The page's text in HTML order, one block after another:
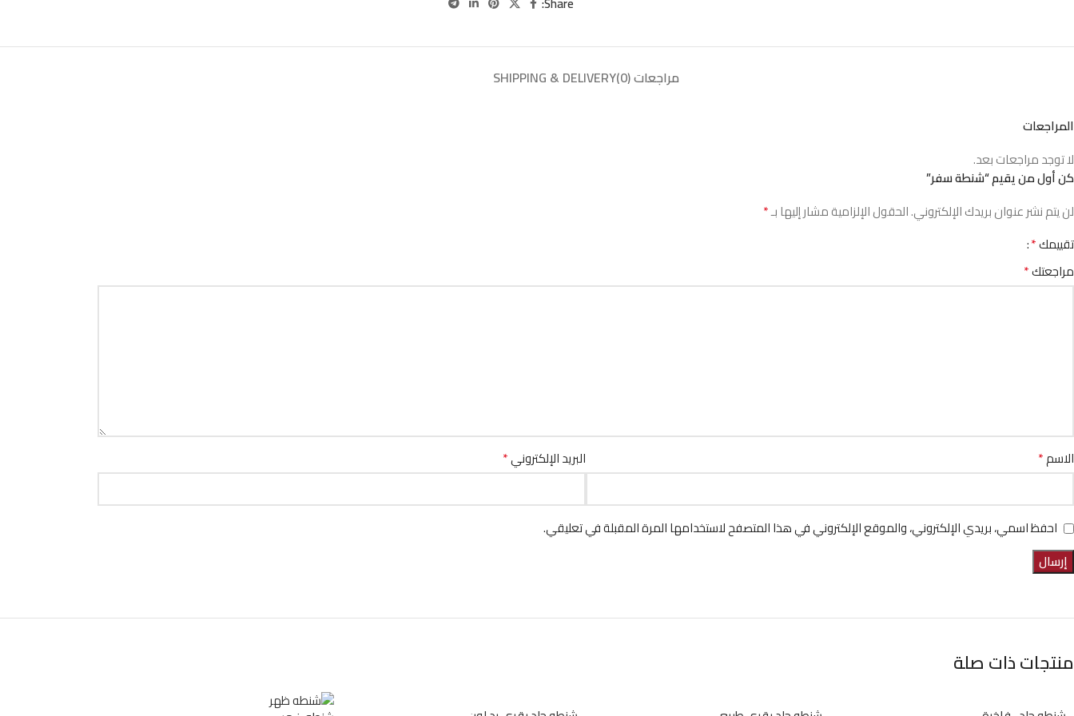
مراجعات (0) SHIPPING & DELIVERY
المراجعات
لا توجد مراجعات بعد.
كن أول من يقيم “شنطة سفر”
لن يتم نشر عنوان بريدك الإلكتروني.الحقول الإلزامية مشار إليها بـ*
تقييمك*
مراجعتك*
الاسم* البريد الإلكتروني*
احفظ اسمي، بريدي الإلكتروني، والموقع الإلكتروني في هذا المتصفح لاستخدامها المرة المقبلة في تعليقي.
منتجات ذات صلة